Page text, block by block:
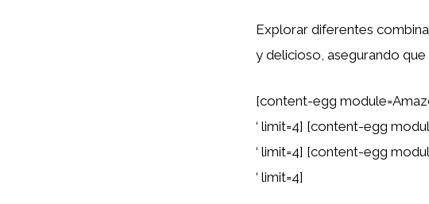
Explorar diferentes
y delicioso, asegurando
[content-egg
‘ limit=4] [content-egg
‘ limit=4] [content-egg
‘ limit=4]